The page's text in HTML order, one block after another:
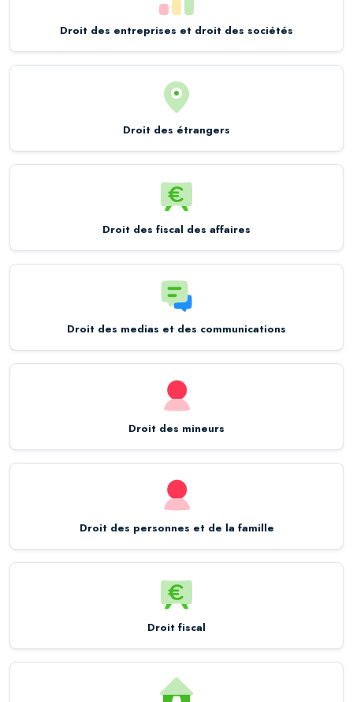
Droit des entreprises et droit des sociétés
Droit des étrangers
Droit des fiscal des affaires
Droit des medias et des communications
Droit des mineurs
Droit des personnes et de la famille
Droit fiscal